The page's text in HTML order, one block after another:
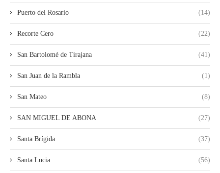
Puerto del Rosario (14)
Recorte Cero (22)
San Bartolomé de Tirajana (41)
San Juan de la Rambla (1)
San Mateo (8)
SAN MIGUEL DE ABONA (27)
Santa Brígida (37)
Santa Lucia (56)